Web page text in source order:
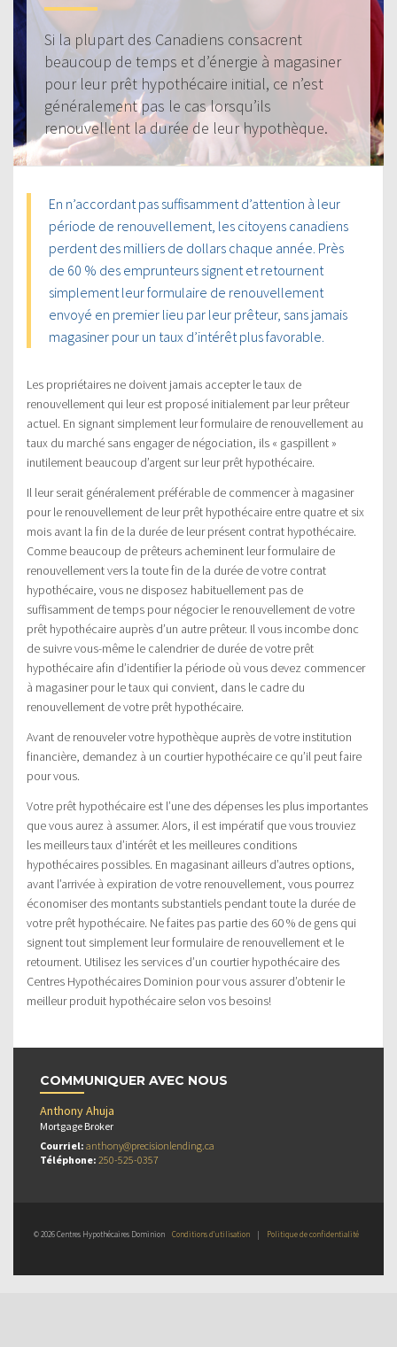
Si la plupart des Canadiens consacrent
beaucoup de temps et d’énergie à magasiner
pour leur prêt hypothécaire initial, ce n’est
généralement pas le cas lorsqu’ils
renouvellent la durée de leur hypothèque.
En n’accordant pas suffisamment d’attention à leur
période de renouvellement, les citoyens canadiens
perdent des milliers de dollars chaque année. Près
de 60 % des emprunteurs signent et retournent
simplement leur formulaire de renouvellement
envoyé en premier lieu par leur prêteur, sans jamais
magasiner pour un taux d’intérêt plus favorable.
Les propriétaires ne doivent jamais accepter le taux de
renouvellement qui leur est proposé initialement par leur prêteur
actuel. En signant simplement leur formulaire de renouvellement au
taux du marché sans engager de négociation, ils « gaspillent »
inutilement beaucoup d’argent sur leur prêt hypothécaire.
Il leur serait généralement préférable de commencer à magasiner
pour le renouvellement de leur prêt hypothécaire entre quatre et six
mois avant la fin de la durée de leur présent contrat hypothécaire.
Comme beaucoup de prêteurs acheminent leur formulaire de
renouvellement vers la toute fin de la durée de votre contrat
hypothécaire, vous ne disposez habituellement pas de
suffisamment de temps pour négocier le renouvellement de votre
prêt hypothécaire auprès d’un autre prêteur. Il vous incombe donc
de suivre vous-même le calendrier de durée de votre prêt
hypothécaire afin d’identifier la période où vous devez commencer
à magasiner pour le taux qui convient, dans le cadre du
renouvellement de votre prêt hypothécaire.
Avant de renouveler votre hypothèque auprès de votre institution
financière, demandez à un courtier hypothécaire ce qu’il peut faire
pour vous.
Votre prêt hypothécaire est l’une des dépenses les plus importantes
que vous aurez à assumer. Alors, il est impératif que vous trouviez
les meilleurs taux d’intérêt et les meilleures conditions
hypothécaires possibles. En magasinant ailleurs d’autres options,
avant l’arrivée à expiration de votre renouvellement, vous pourrez
économiser des montants substantiels pendant toute la durée de
votre prêt hypothécaire. Ne faites pas partie des 60 % de gens qui
signent tout simplement leur formulaire de renouvellement et le
retournent. Utilisez les services d’un courtier hypothécaire des
Centres Hypothécaires Dominion pour vous assurer d’obtenir le
meilleur produit hypothécaire selon vos besoins!
COMMUNIQUER AVEC NOUS
Anthony Ahuja
Mortgage Broker
Courriel: anthony@precisionlending.ca
Téléphone: 250-525-0357
© 2026 Centres Hypothécaires Dominion Conditions d’utilisation | Politique de confidentialité